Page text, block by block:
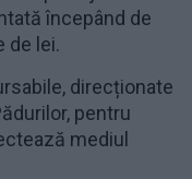
începând de
de lei.
direcționate
pentru
mediul